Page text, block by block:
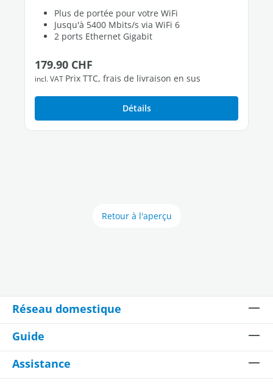
Plus de portée pour votre WiFi
Jusqu'à 5400 Mbits/s via WiFi 6
2 ports Ethernet Gigabit
Prix régulier :
179.90 CHF
incl. VAT Prix TTC, frais de livraison en sus
Détails
Retour à l'aperçu
Réseau domestique
Guide
Assistance